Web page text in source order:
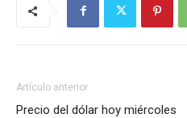
Artículo anterior
Precio del dólar hoy miércoles